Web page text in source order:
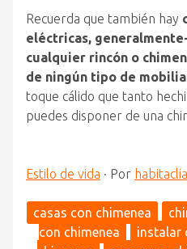
Recuerda que también hay
eléctricas,
cualquier rincón o
de ningún tipo de
toque cálido que tanto
puedes disponer de una
Estilo de vida · Por habitaclia
casas con chimenea
con chimenea
instalar